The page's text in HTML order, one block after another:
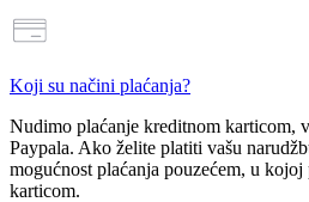
Koji su načini plaćanja?
Nudimo plaćanje kreditnom karticom,
Paypala. Ako želite platiti vašu
mogućnost plaćanja pouzećem, u kojoj
karticom.